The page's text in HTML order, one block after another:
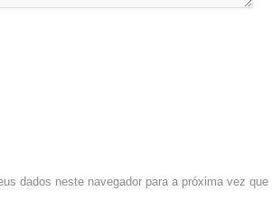
dados neste navegador para a próxima vez que